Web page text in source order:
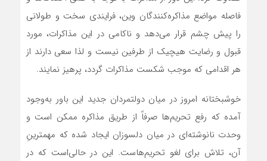
فاصله مواضع مذاکره‌کنندگان وين، فرايندي سخت و طولاني
را پيش چشم قرار مي‌دهد و ناکامي در اين مذاکرات، مورد
قبول و رضايت هيچيک از طرفين نيست و لذا سعي دارند از
هر اقدامي که موجب شکست مذاکرات گردد، پرهيز نمايند.
خوشبختانه امروز در ميان دولتمردان جديد اين باور به‌وجود
آمده که رفع تحريم‌ها صرفاً از طريق مذاکره ممکن است و
وحدت نانوشته‌اي در ميان دلسوزان ايجاد شده که مهمترينِ
آن، تلاش براي لغو تحريم‌هاست. اين در حالي‌است که در